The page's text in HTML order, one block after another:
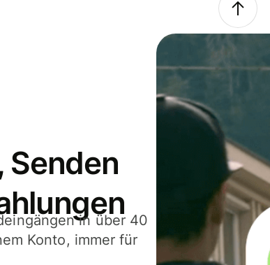
Senden
in über 40
Konto, immer für